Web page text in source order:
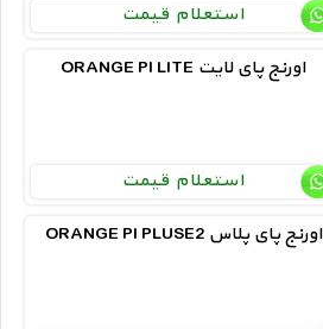
استعلام قیمت
ORANGE PI LITE اورنج پای لایت
استعلام قیمت
ORANGE PI PLUSE2 اورنج پای پلاس